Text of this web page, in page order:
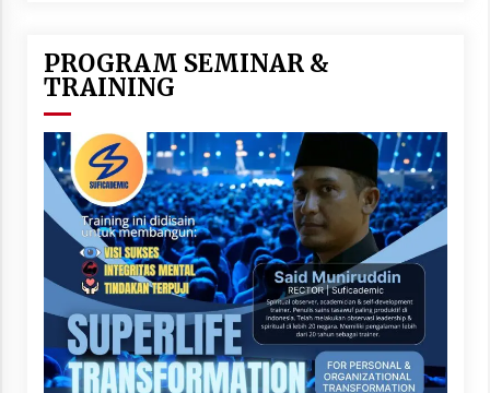
PROGRAM SEMINAR &
TRAINING